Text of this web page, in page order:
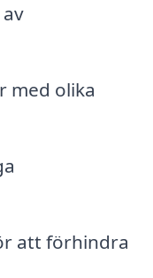
med olika
att förhindra